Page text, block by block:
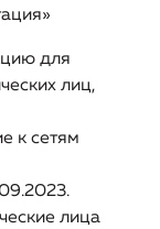
осуществляется
и услуг
для
лиц,
к сетям
лица